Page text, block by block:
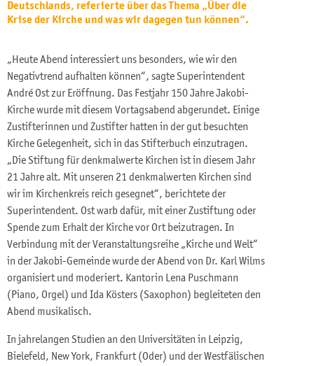
Deutschlands, referierte über das Thema „Über die
Krise der Kirche und was wir dagegen tun können“.
„Heute Abend interessiert uns besonders, wie wir den
Negativtrend aufhalten können“, sagte Superintendent
André Ost zur Eröffnung. Das Festjahr 150 Jahre Jakobi-
Kirche wurde mit diesem Vortagsabend abgerundet. Einige
Zustifterinnen und Zustifter hatten in der gut besuchten
Kirche Gelegenheit, sich in das Stifterbuch einzutragen.
„Die Stiftung für denkmalwerte Kirchen ist in diesem Jahr
21 Jahre alt. Mit unseren 21 denkmalwerten Kirchen sind
wir im Kirchenkreis reich gesegnet“, berichtete der
Superintendent. Ost warb dafür, mit einer Zustiftung oder
Spende zum Erhalt der Kirche vor Ort beizutragen. In
Verbindung mit der Veranstaltungsreihe „Kirche und Welt“
in der Jakobi-Gemeinde wurde der Abend von Dr. Karl Wilms
organisiert und moderiert. Kantorin Lena Puschmann
(Piano, Orgel) und Ida Kösters (Saxophon) begleiteten den
Abend musikalisch.
In jahrelangen Studien an den Universitäten in Leipzig,
Bielefeld, New York, Frankfurt (Oder) und der Westfälischen